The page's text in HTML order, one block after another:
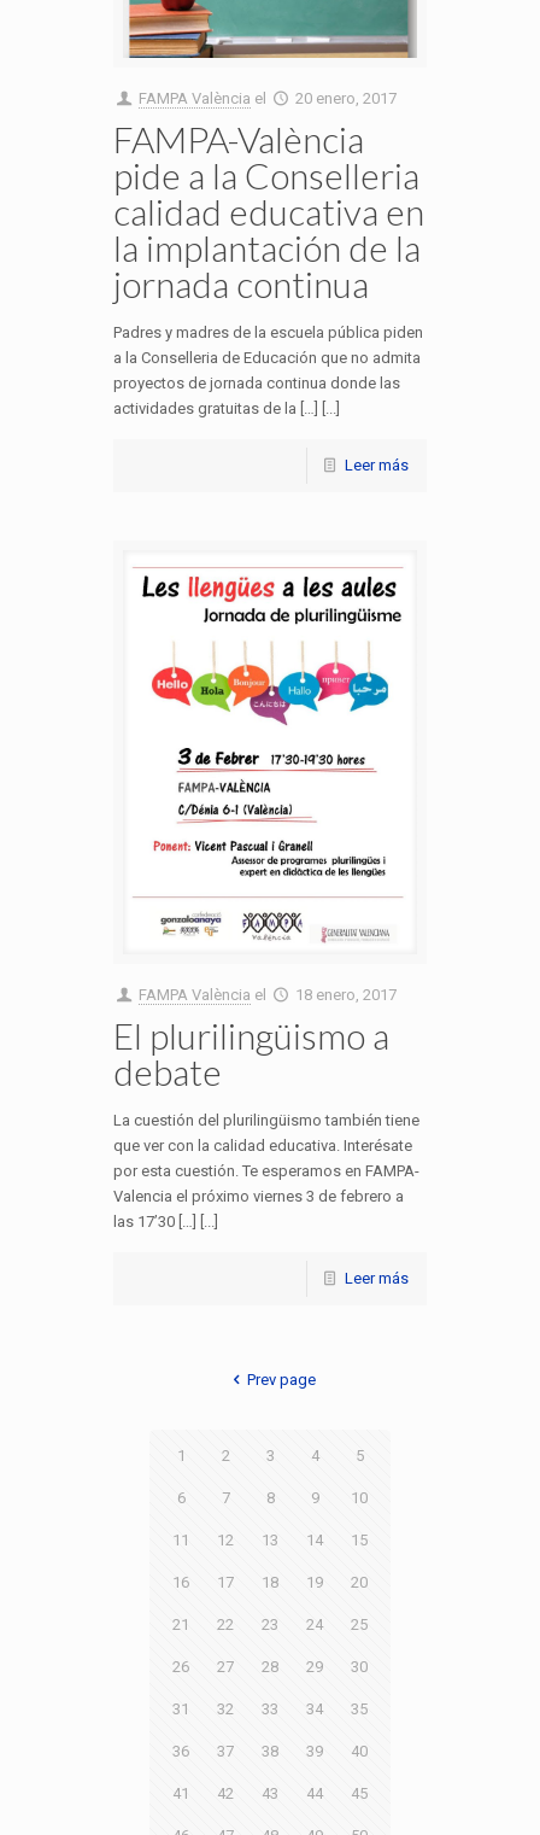
FAMPA València el 20 enero, 2017
FAMPA-València
pide a la Conselleria
calidad educativa en
la implantación de la
jornada continua
Padres y madres de la escuela pública piden
a la Conselleria de Educación que no admita
proyectos de jornada continua donde las
actividades gratuitas de la […] [...]
Leer más
FAMPA València el 18 enero, 2017
El plurilingüismo a
debate
La cuestión del plurilingüismo también tiene
que ver con la calidad educativa. Interésate
por esta cuestión. Te esperamos en FAMPA-
Valencia el próximo viernes 3 de febrero a
las 17’30 […] [...]
Leer más
Prev page
1 2 3 4 5
6 7 8 9 10
11 12 13 14 15
16 17 18 19 20
21 22 23 24 25
26 27 28 29 30
31 32 33 34 35
36 37 38 39 40
41 42 43 44 45